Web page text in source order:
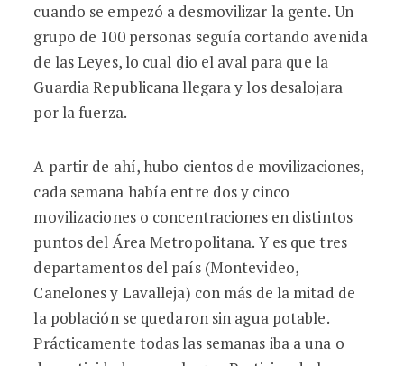
cuando se empezó a desmovilizar la gente. Un
grupo de 100 personas seguía cortando avenida
de las Leyes, lo cual dio el aval para que la
Guardia Republicana llegara y los desalojara
por la fuerza.
A partir de ahí, hubo cientos de movilizaciones,
cada semana había entre dos y cinco
movilizaciones o concentraciones en distintos
puntos del Área Metropolitana. Y es que tres
departamentos del país (Montevideo,
Canelones y Lavalleja) con más de la mitad de
la población se quedaron sin agua potable.
Prácticamente todas las semanas iba a una o